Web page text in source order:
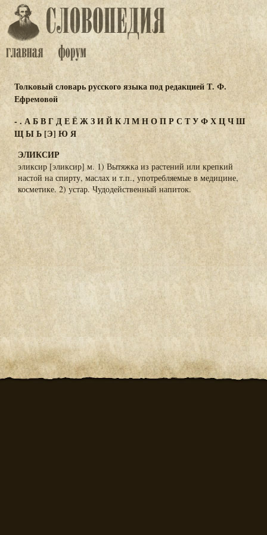
Толковый словарь русского языка под редакцией Т. Ф.
Ефремовой
- . АБВГДЕЁЖЗИЙКЛМНОПР С ТУФХЦЧШ
ЩЫЬ[Э] ЮЯ
ЭЛИКСИР
эликсир [эликсир] м. 1) Вытяжка из растений или крепкий
настой на спирту, маслах и т.п., употребляемые в медицине,
косметике. 2) устар. Чудодейственный напиток.